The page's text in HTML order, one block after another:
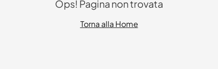
Ops! Pagina non trovata
Torna alla Home